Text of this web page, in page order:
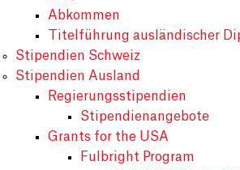
Abkommen
Titelführung ausländischer
Stipendien Schweiz
Stipendien Ausland
Regierungsstipendien
Stipendienangebote
Grants for the USA
Fulbright Program